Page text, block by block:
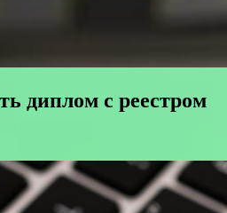
диплом с реестром